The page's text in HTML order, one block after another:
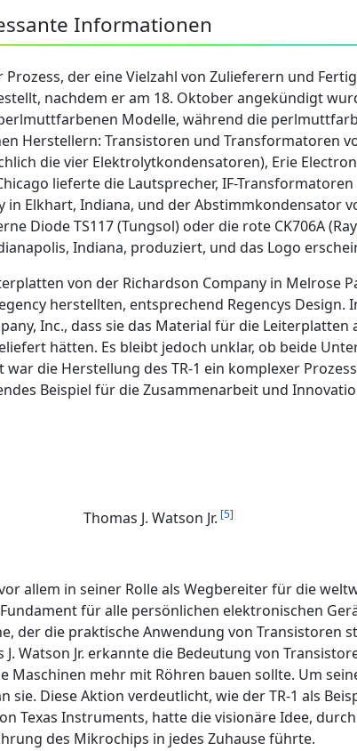
Informationen
der eine Vielzahl von Zulieferern und
nachdem er am 18. Oktober angekündigt
Modelle, während die
Herstellern: Transistoren und Transformatoren
die vier Elektrolytkondensatoren), Erie
lieferte die Lautsprecher, IF-
Elkhart, Indiana, und der Abstimmkondensator
Diode TS117 (Tungsol) oder die rote CK706A
Indiana, produziert, und das Logo
von der Richardson Company in Melrose
herstellten, entsprechend Regencys Design.
Inc., dass sie das Material für die Leiterplatten
hätten. Es bleibt jedoch unklar, ob beide
die Herstellung des TR-1 ein komplexer
Beispiel für die Zusammenarbeit und
Thomas J. Watson Jr. [5]
allem in seiner Rolle als Wegbereiter für die
für alle persönlichen elektronischen
der die praktische Anwendung von
Watson Jr. erkannte die Bedeutung von
Maschinen mehr mit Röhren bauen sollte. Um
sie. Diese Aktion verdeutlicht, wie der TR-1 als
Texas Instruments, hatte die visionäre Idee,
des Mikrochips in jedes Zuhause führte.